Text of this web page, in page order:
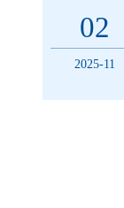
02
2025-11